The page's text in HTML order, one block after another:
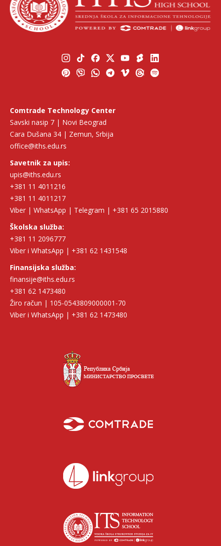
Comtrade Technology Center
Savski nasip 7 | Novi Beograd
Cara Dušana 34 | Zemun, Srbija
office@iths.edu.rs
Savetnik za upis:
upis@iths.edu.rs
+381 11 4011216
+381 11 4011217
Viber | WhatsApp | Telegram | +381 65 2015880
Školska služba:
+381 11 2096777
Viber i WhatsApp | +381 62 1431548
Finansijska služba:
finansije@iths.edu.rs
+381 62 1473480
Žiro račun | 105-0543809000001-70
Viber i WhatsApp | +381 62 1473480